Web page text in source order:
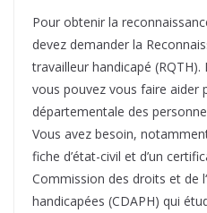
Pour obtenir la
devez demander la
travailleur handicapé
vous pouvez vous faire aider
départementale des
Vous avez besoin,
fiche d’état-civil et d’un
Commission des droits et de
handicapées (CDAPH) qui